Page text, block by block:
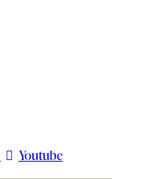
Youtube